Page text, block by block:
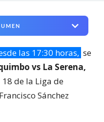
las 17:30 horas, se
vs La Serena,
de la Liga de
Sánchez